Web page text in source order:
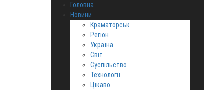
Головна
Новини
Краматорськ
Регіон
Україна
Світ
Суспільство
Технології
Цікаво